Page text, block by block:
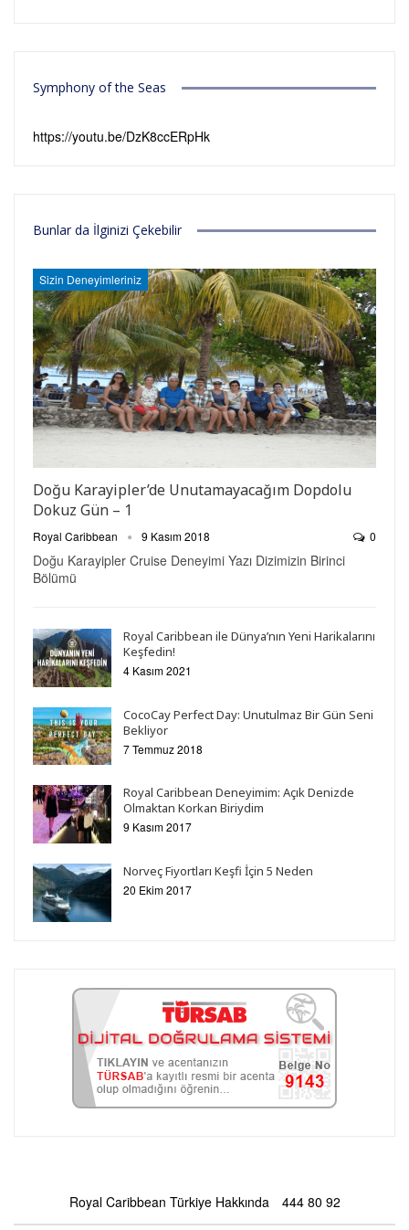
Symphony of the Seas
https://youtu.be/DzK8ccERpHk
Bunlar da İlginizi Çekebilir
Sizin Deneyimleriniz
Doğu Karayipler’de Unutamayacağım Dopdolu
Dokuz Gün – 1
Royal Caribbean 9 Kasım 2018 0
Doğu Karayipler Cruise Deneyimi Yazı Dizimizin Birinci
Bölümü
Royal Caribbean ile Dünya’nın Yeni Harikalarını
Keşfedin!
4 Kasım 2021
CocoCay Perfect Day: Unutulmaz Bir Gün Seni
Bekliyor
7 Temmuz 2018
Royal Caribbean Deneyimim: Açık Denizde
Olmaktan Korkan Biriydim
9 Kasım 2017
Norveç Fiyortları Keşfi İçin 5 Neden
20 Ekim 2017
Royal Caribbean Türkiye Hakkında 444 80 92